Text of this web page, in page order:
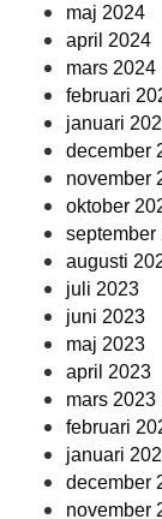
maj 2024
april 2024
mars 2024
februari
januari
december
november
oktober
september
augusti
juli 2023
juni 2023
maj 2023
april 2023
mars 2023
februari
januari
december
november